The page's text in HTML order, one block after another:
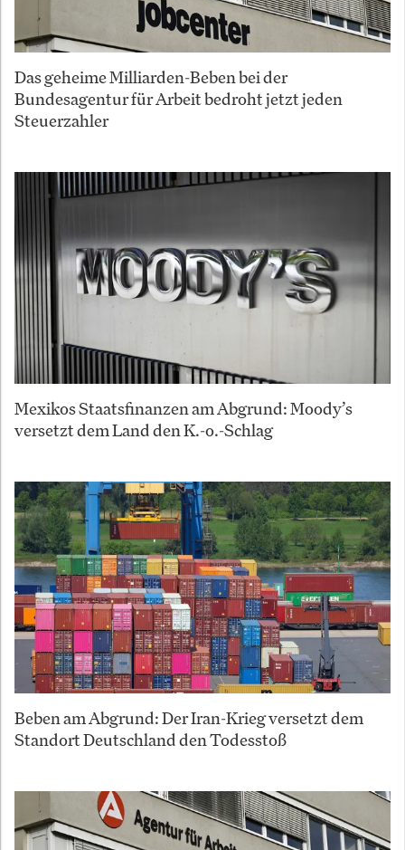
Das geheime Milliarden-Beben bei der
Bundesagentur für Arbeit bedroht jetzt jeden
Steuerzahler
Mexikos Staatsfinanzen am Abgrund: Moody’s
versetzt dem Land den K.-o.-Schlag
Beben am Abgrund: Der Iran-Krieg versetzt dem
Standort Deutschland den Todesstoß